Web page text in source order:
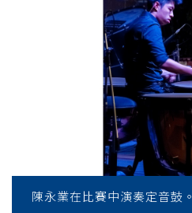
陳永業在比賽中演奏定音鼓。